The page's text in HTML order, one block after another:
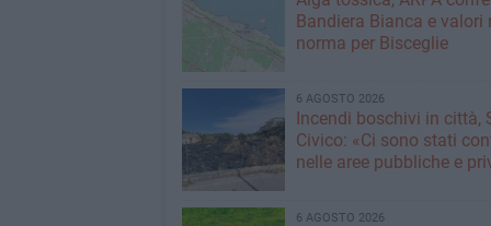
Bandiera Bianca e valori
norma per Bisceglie
6 AGOSTO 2026
Incendi boschivi in città,
Civico: «Ci sono stati
nelle aree pubbliche e
6 AGOSTO 2026